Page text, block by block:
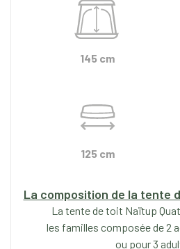
145 cm
125 cm
La composition de la tente
La tente de toit Naïtup
les familles composée de 2
ou pour 3